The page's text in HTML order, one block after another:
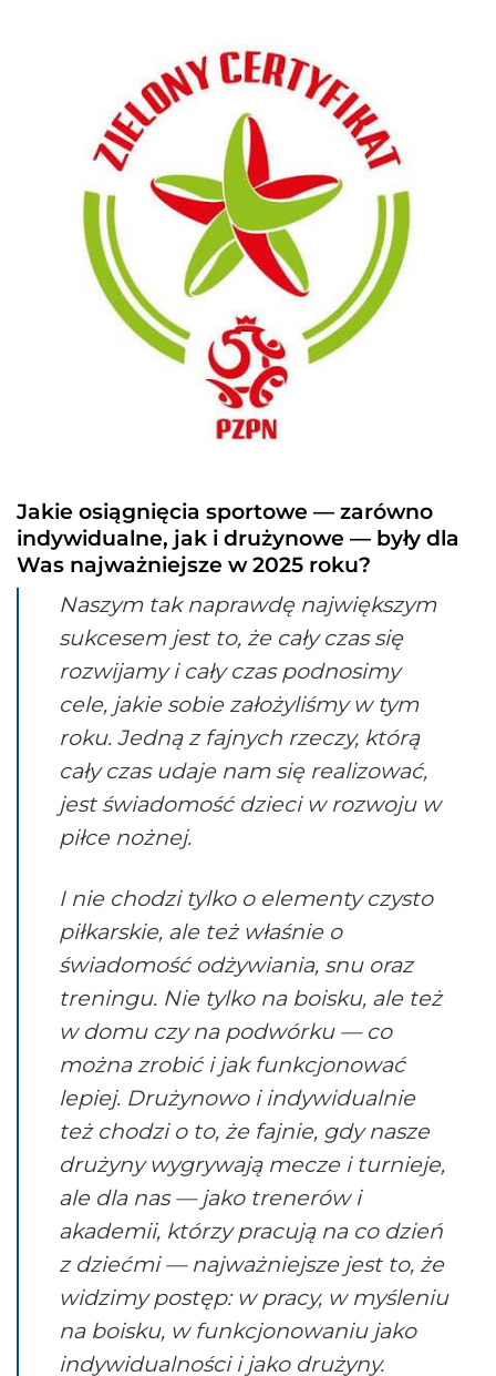
Jakie osiągnięcia sportowe — zarówno
indywidualne, jak i drużynowe — były dla
Was najważniejsze w 2025 roku?
Naszym tak naprawdę największym
sukcesem jest to, że cały czas się
rozwijamy i cały czas podnosimy
cele, jakie sobie założyliśmy w tym
roku. Jedną z fajnych rzeczy, którą
cały czas udaje nam się realizować,
jest świadomość dzieci w rozwoju w
piłce nożnej.
I nie chodzi tylko o elementy czysto
piłkarskie, ale też właśnie o
świadomość odżywiania, snu oraz
treningu. Nie tylko na boisku, ale też
w domu czy na podwórku — co
można zrobić i jak funkcjonować
lepiej. Drużynowo i indywidualnie
też chodzi o to, że fajnie, gdy nasze
drużyny wygrywają mecze i turnieje,
ale dla nas — jako trenerów i
akademii, którzy pracują na co dzień
z dziećmi — najważniejsze jest to, że
widzimy postęp: w pracy, w myśleniu
na boisku, w funkcjonowaniu jako
indywidualności i jako drużyny.